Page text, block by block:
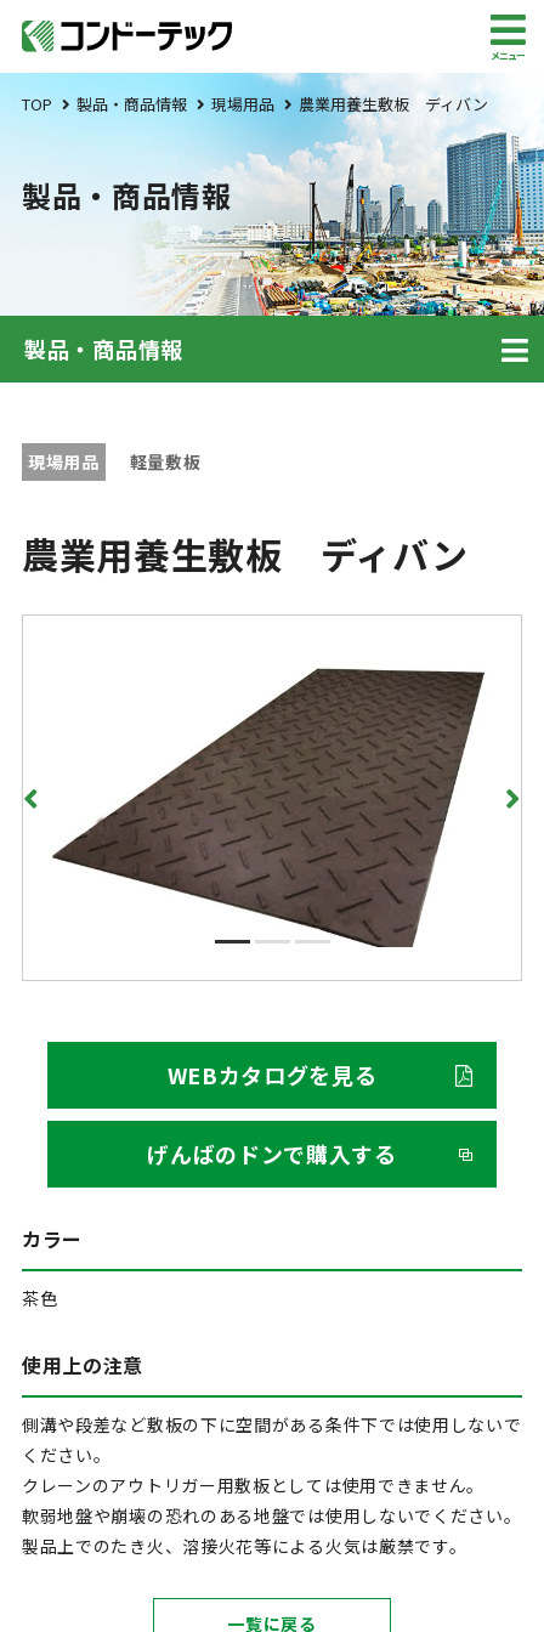
メニュー
TOP 製品・商品情報 現場用品 農業用養生敷板 ディバン
製品・商品情報
製品・商品情報
現場用品 軽量敷板
農業用養生敷板 ディバン
WEBカタログを見る
げんばのドンで購入する
カラー
茶色
使用上の注意
側溝や段差など敷板の下に空間がある条件下では使用しないで
ください。
クレーンのアウトリガー用敷板としては使用できません。
軟弱地盤や崩壊の恐れのある地盤では使用しないでください。
製品上でのたき火、溶接火花等による火気は厳禁です。
一覧に戻る